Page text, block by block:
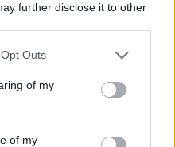
further disclose it to other
Outs
of my
of my
940 b230fk 1 svar
1955
tisdag 19:42 Övriga fordon